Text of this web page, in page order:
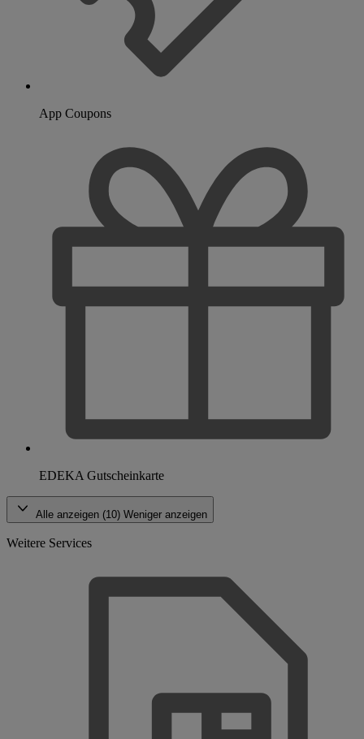
App Coupons
EDEKA Gutscheinkarte
Alle anzeigen (10) Weniger anzeigen
Weitere Services